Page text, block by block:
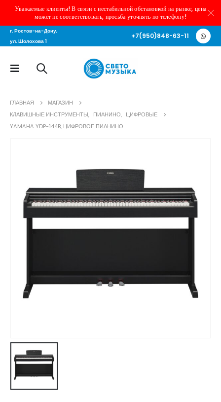
Уважаемые клиенты! В связи с нестабильной обстановкой на рынке, цена
может не соответствовать, просьба уточнять по телефону!
г. Ростов-на-Дону,
ул. Шолохова 1
+7(950)848-63-11
ГЛАВНАЯ
МАГАЗИН
КЛАВИШНЫЕ ИНСТРУМЕНТЫ, ПИАНИНО, ЦИФРОВЫЕ
YAMAHA YDP-144B, ЦИФРОВОЕ ПИАНИНО